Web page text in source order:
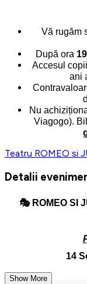
Vă rugăm
După ora
Accesul
ani
Nu
Viagogo).
Teatru ROMEO si
Detalii
🎭 ROMEO SI
14
Show More